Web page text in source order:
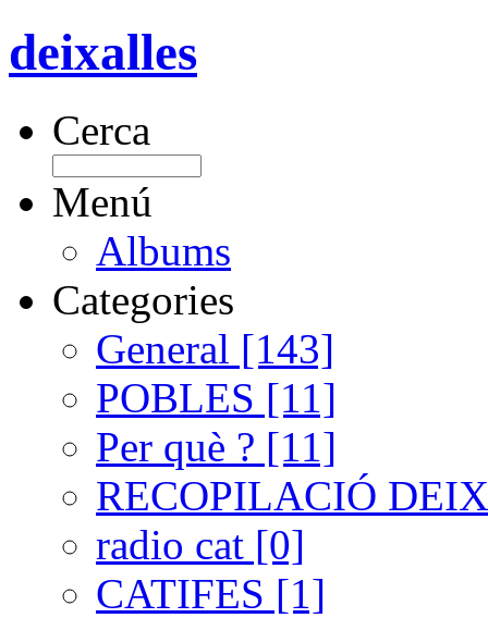
deixalles
Cerca
Menú
Albums
Categories
General [143]
POBLES [11]
Per què ? [11]
RECOPILACIÓ
radio cat [0]
CATIFES [1]